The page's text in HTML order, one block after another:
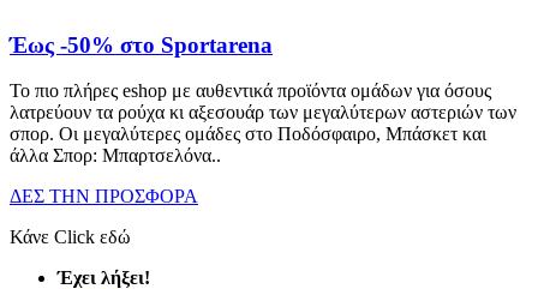
Έως -50% στο Sportarena
Το πιο πλήρες eshop με αυθεντικά προϊόντα ομάδων για όσους
λατρεύουν τα ρούχα κι αξεσουάρ των μεγαλύτερων αστεριών των
σπορ. Οι μεγαλύτερες ομάδες στο Ποδόσφαιρο, Μπάσκετ και
άλλα Σπορ: Μπαρτσελόνα..
ΔΕΣ ΤΗΝ ΠΡΟΣΦΟΡΑ
Κάνε Click εδώ
Έχει λήξει!